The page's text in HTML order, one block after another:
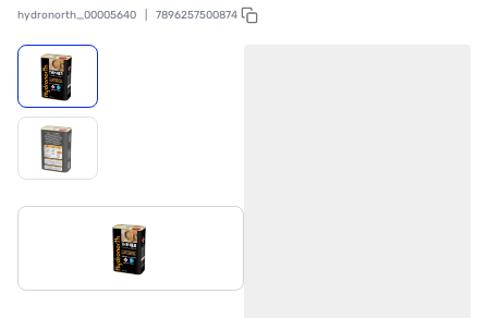
hydronorth_00005640 7896257500874